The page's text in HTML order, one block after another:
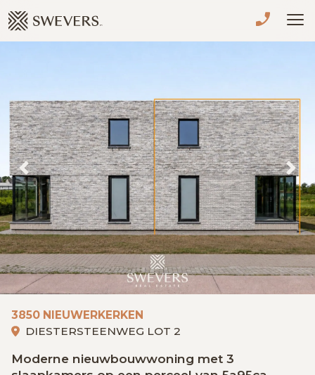
TE KOOP
TE HUUR
NIEUWBOUW
ADVIES
OVER ONS
VASTGOEDCAFÉ
Previous
3850 NIEUWERKERKEN
DIESTERSTEENWEG LOT 2
Moderne nieuwbouwwoning met 3